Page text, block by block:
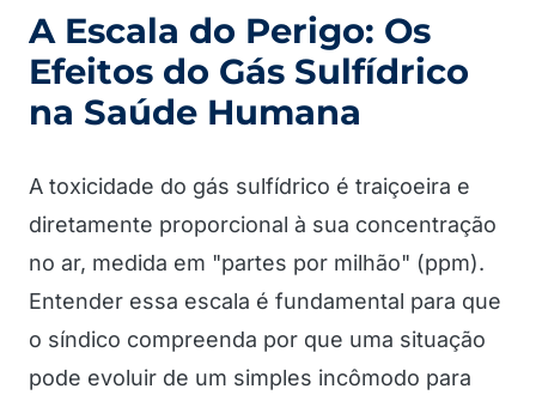
A Escala do Perigo: Os
Efeitos do Gás Sulfídrico
na Saúde Humana
A toxicidade do gás sulfídrico é traiçoeira e
diretamente proporcional à sua concentração
no ar, medida em "partes por milhão" (ppm).
Entender essa escala é fundamental para que
o síndico compreenda por que uma situação
pode evoluir de um simples incômodo para